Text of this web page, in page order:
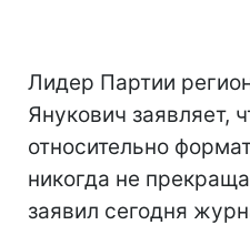
Лидер Партии
Янукович заявляет,
относительно
никогда не
заявил сегодня